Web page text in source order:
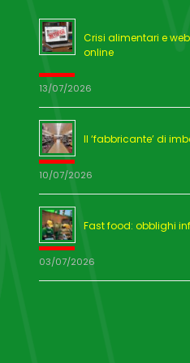
Crisi alimentari e
online
13/07/2026
Il ‘fabbricante’ di
10/07/2026
Fast food: obblighi
03/07/2026